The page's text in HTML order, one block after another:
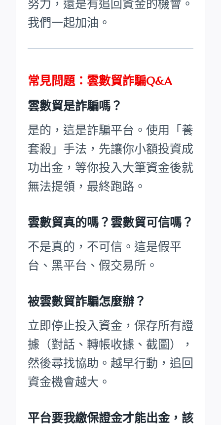
努力，還是有追回資金的機會。
我們一起加油。
常見問題：雲數貿詐騙Q&A
雲數貿是詐騙嗎？
是的，這是詐騙平台。使用「養
套殺」手法，先讓你小額投資成
功出金，等你投入大筆資金後就
無法提領，最終跑路。
雲數貿真的嗎？雲數貿可信嗎？
不是真的，不可信。這是假平
台、黑平台、假交易所。
被雲數貿詐騙怎麼辦？
立即停止投入資金，保存所有證
據（對話、轉帳收據、截圖），
然後尋找協助。越早行動，追回
資金機會越大。
平台要我繳保證金才能出金，該